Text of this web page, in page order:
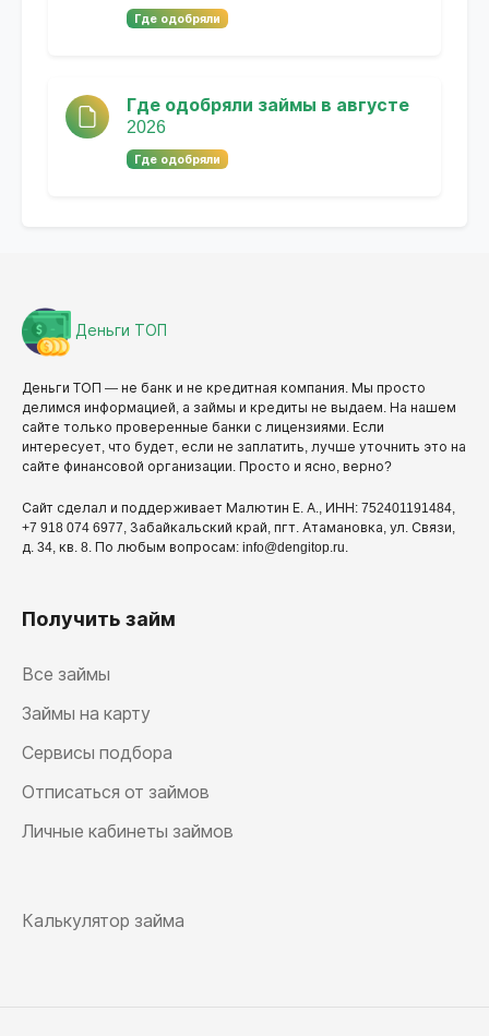
Где одобряли
Где одобряли займы в августе
2026
Где одобряли
Деньги ТОП
Деньги ТОП — не банк и не кредитная компания. Мы просто
делимся информацией, а займы и кредиты не выдаем. На нашем
сайте только проверенные банки с лицензиями. Если
интересует, что будет, если не заплатить, лучше уточнить это на
сайте финансовой организации. Просто и ясно, верно?
Сайт сделал и поддерживает Малютин Е. А., ИНН: 752401191484,
+7 918 074 6977, Забайкальский край, пгт. Атамановка, ул. Связи,
д. 34, кв. 8. По любым вопросам: info@dengitop.ru.
Получить займ
Все займы
Займы на карту
Сервисы подбора
Отписаться от займов
Личные кабинеты займов
Калькулятор займа